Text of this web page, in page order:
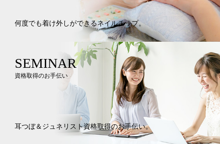
何度でも着け外しができるネイルチップ。
SEMINAR
資格取得のお手伝い
耳つぼ＆ジュネリスト資格取得のお手伝い。